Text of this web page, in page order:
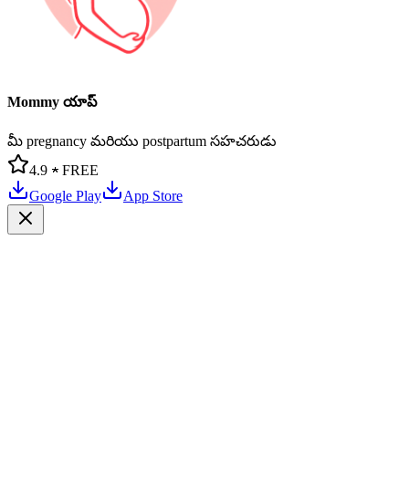
Mommy యాప్
మీ pregnancy మరియు postpartum సహచరుడు
4.9 ★ FREE
Google Play
App Store